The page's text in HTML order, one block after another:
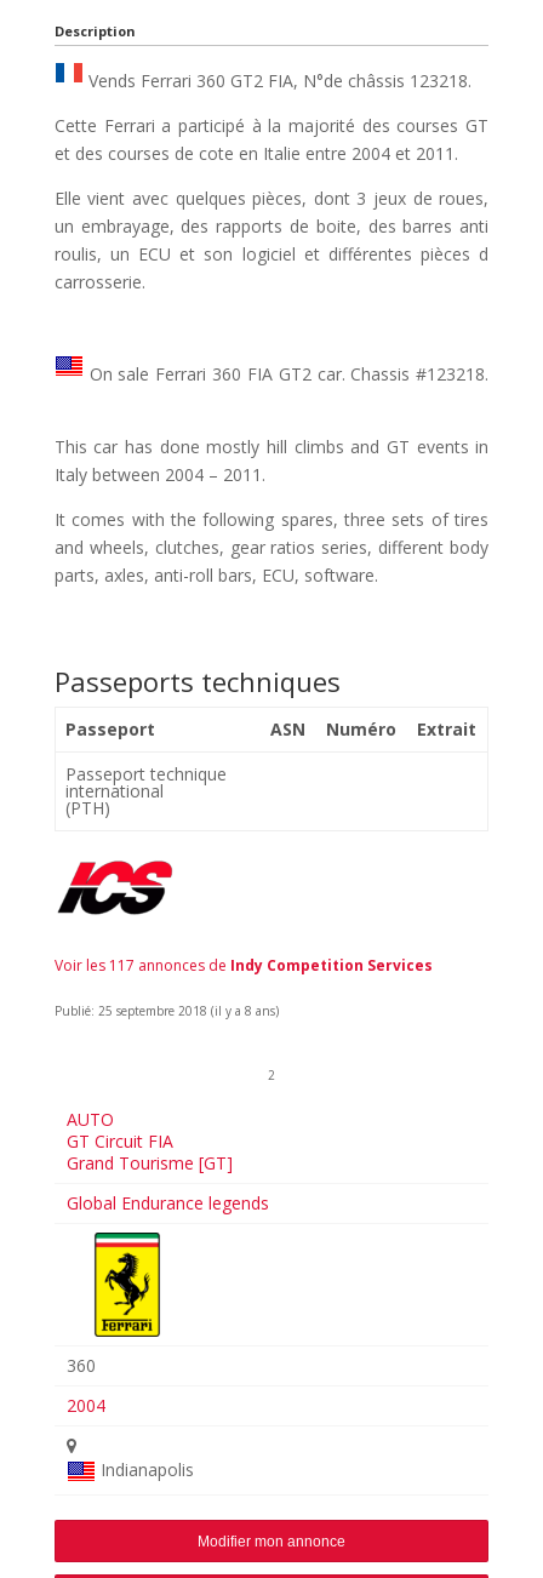
Description
Vends Ferrari 360 GT2 FIA, N°de châssis 123218.
Cette Ferrari a participé à la majorité des courses GT
et des courses de cote en Italie entre 2004 et 2011.
Elle vient avec quelques pièces, dont 3 jeux de roues,
un embrayage, des rapports de boite, des barres anti
roulis, un ECU et son logiciel et différentes pièces d
carrosserie.
On sale Ferrari 360 FIA GT2 car. Chassis #123218.
This car has done mostly hill climbs and GT events in
Italy between 2004 – 2011.
It comes with the following spares, three sets of tires
and wheels, clutches, gear ratios series, different body
parts, axles, anti-roll bars, ECU, software.
Passeports techniques
Passeport ASN Numéro
Extrait
Passeport technique
international
(PTH)
Voir les 117 annonces de Indy Competition Services
Publié: 25 septembre 2018 (il y a 8 ans)
2
AUTO
GT Circuit FIA
Grand Tourisme [GT]
Global Endurance legends
360
2004
Indianapolis
Modifier mon annonce